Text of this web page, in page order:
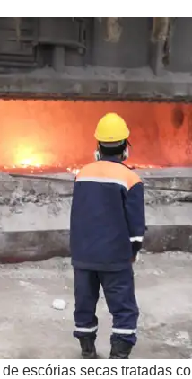
escórias secas tratadas